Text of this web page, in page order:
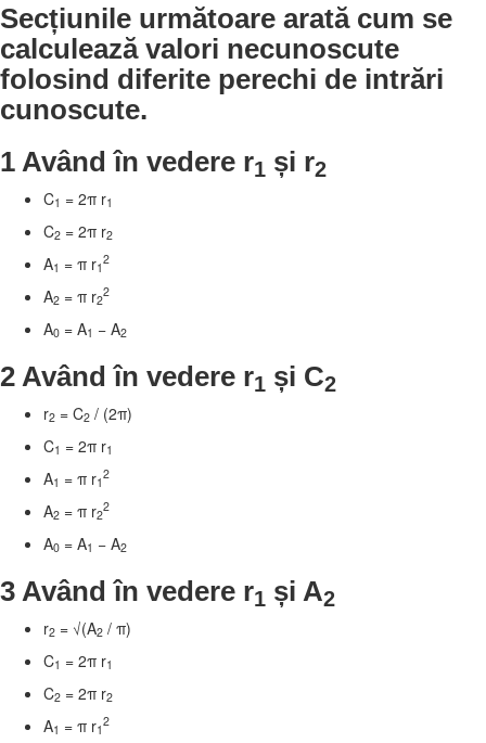
Secțiunile următoare arată cum se
calculează valori necunoscute
folosind diferite perechi de intrări
cunoscute.
1 Având în vedere r1 și r2
C1 = 2π r1
C2 = 2π r2
A1 = π r1
2
A2 = π r2
2
A0 = A1 − A2
2 Având în vedere r1 și C2
r2 = C2 / (2π)
C1 = 2π r1
A1 = π r1
2
A2 = π r2
2
A0 = A1 − A2
3 Având în vedere r1 și A2
r2 = √(A2 / π)
C1 = 2π r1
C2 = 2π r2
A1 = π r1
2